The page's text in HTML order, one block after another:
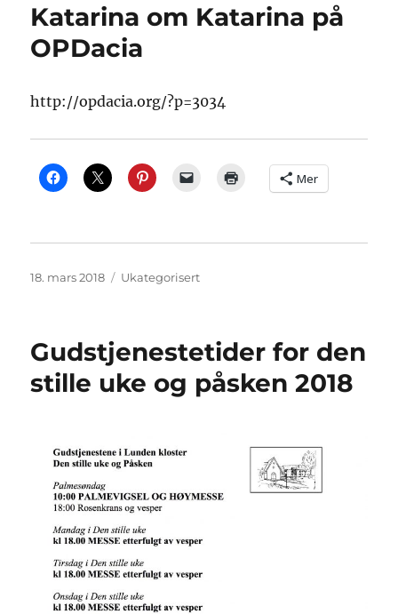
Katarina om Katarina på
OPDacia
http://opdacia.org/?p=3034
Mer
Publisert
18. mars 2018 Kategorier
Ukategorisert
Gudstjenestetider for den
stille uke og påsken 2018